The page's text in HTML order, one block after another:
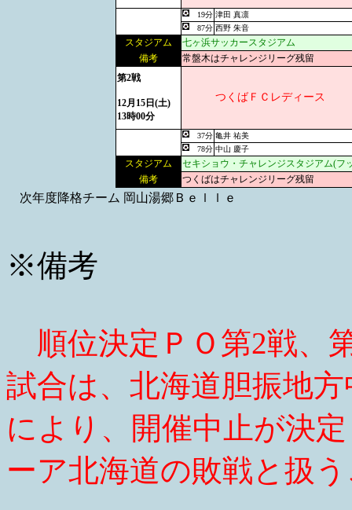
19分 津田 真凛
87分 西野 朱音
スタジアム
七ヶ浜サッカースタジアム
備考
常盤木はチャレンジリーグ残留
第2戦
12月15日(土)
13時00分
つくばＦＣレディース
37分 亀井 祐美
78分 中山 慶子
スタジアム
セキショウ・チャレンジスタジアム(フ
備考
つくばはチャレンジリーグ残留
次年度降格チーム 岡山湯郷Ｂｅｌｌｅ
※備考
順位決定ＰＯ第2戦、
試合は、北海道胆振地
により、開催中止が決
ーア北海道の敗戦と扱